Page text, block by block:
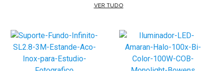
VER TUDO